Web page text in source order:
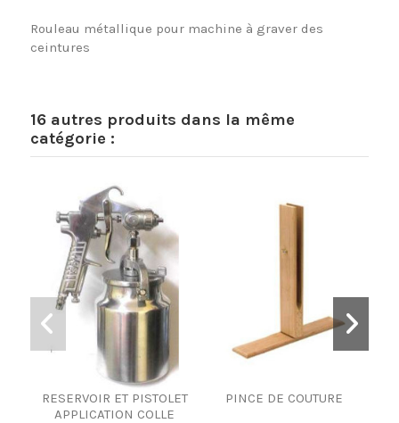
Rouleau métallique pour machine à graver des
ceintures
16 autres produits dans la même
catégorie :
RESERVOIR ET PISTOLET
APPLICATION COLLE
PINCE DE COUTURE